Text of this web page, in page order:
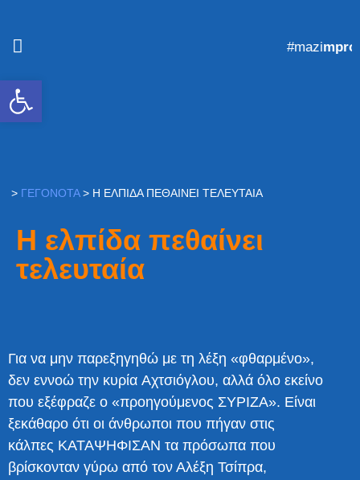
Ανοίξτε τη γραμμή εργαλείων
#mazi
> ΓΕΓΟΝΌΤΑ> Η ΕΛΠΊΔΑ ΠΕΘΑΊΝΕΙ ΤΕΛΕΥΤΑΊΑ
Η ελπίδα πεθαίνει
τελευταία
Για να μην παρεξηγηθώ με τη λέξη «φθαρμένο»,
δεν εννοώ την κυρία Αχτσιόγλου, αλλά όλο εκείνο
που εξέφραζε ο «προηγούμενος ΣΥΡΙΖΑ». Είναι
ξεκάθαρο ότι οι άνθρωποι που πήγαν στις
κάλπες ΚΑΤΑΨΗΦΙΣΑΝ τα πρόσωπα που
βρίσκονταν γύρω από τον Αλέξη Τσίπρα,